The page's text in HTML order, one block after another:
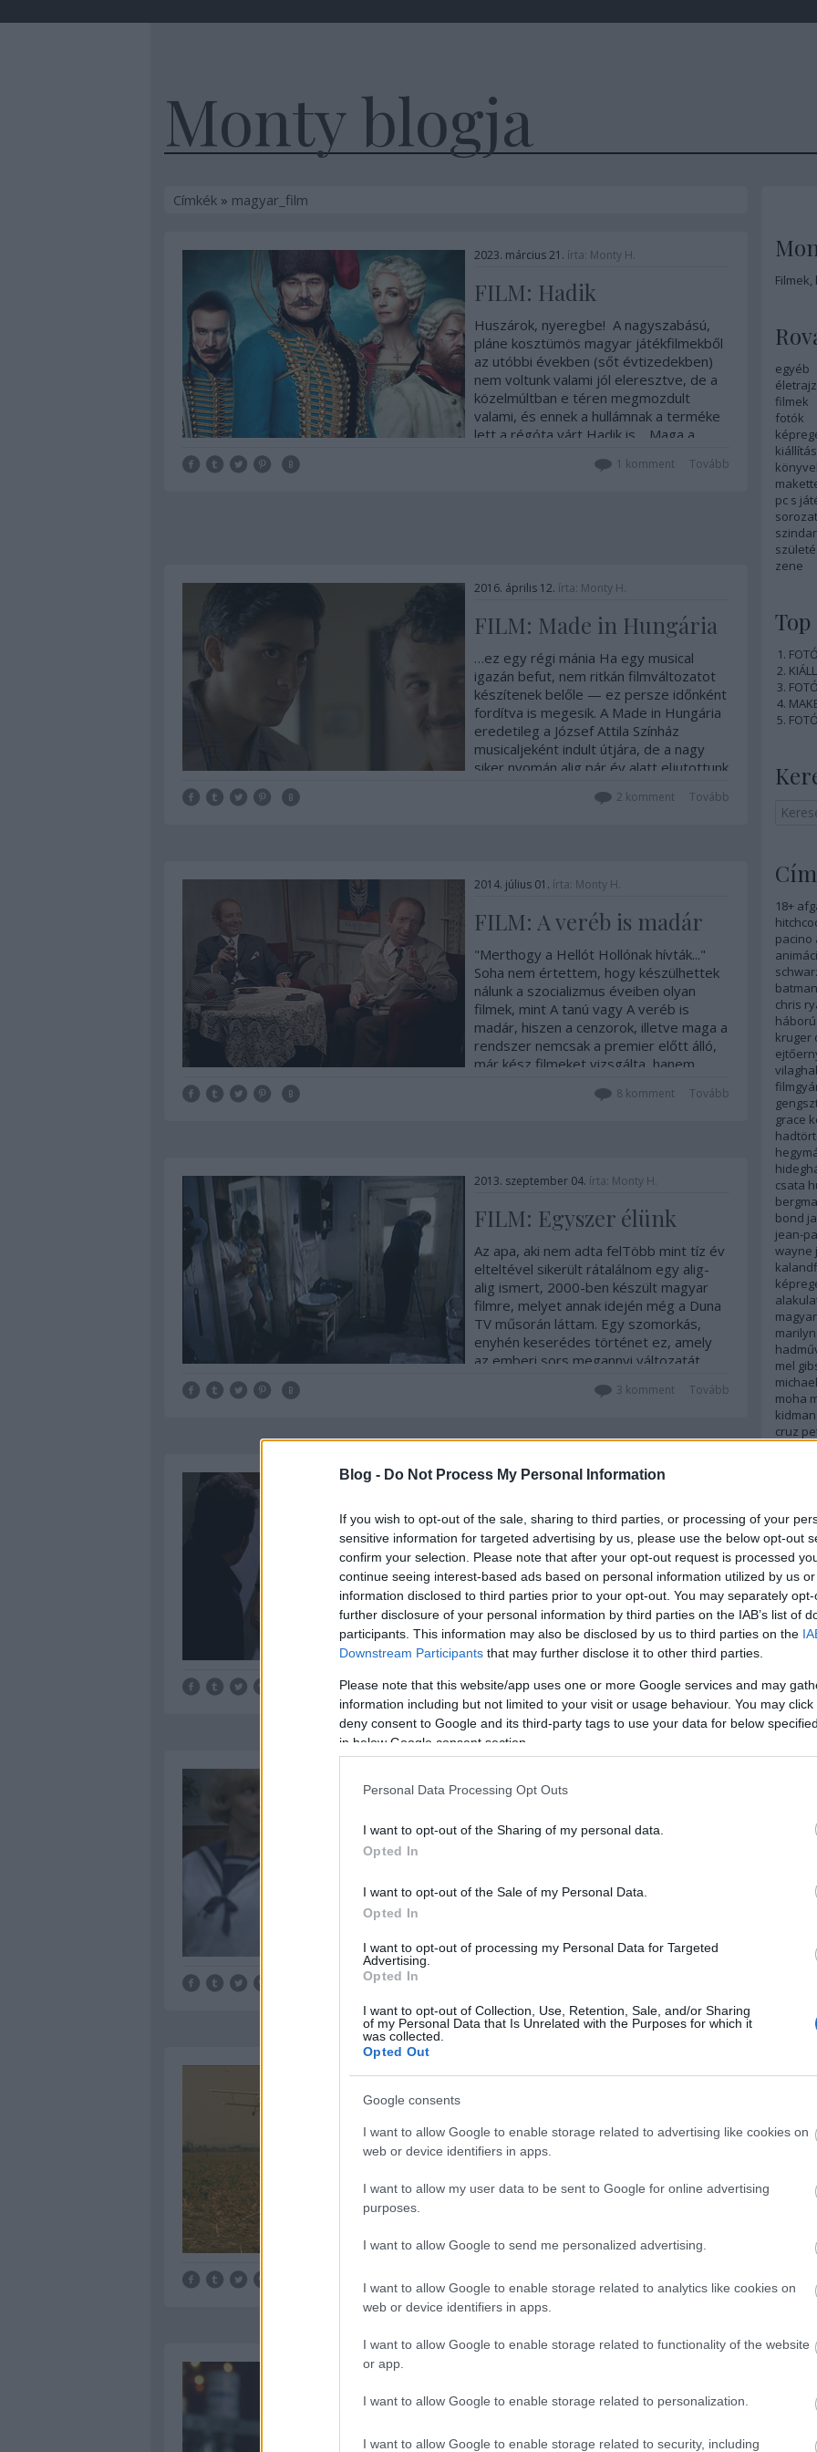
Blog - Do Not Process My Personal Information
If you wish to opt-out of the sale, sharing to third parties, or processing of your
sensitive information for targeted advertising by us, please use the below opt-out
confirm your selection. Please note that after your opt-out request is processed
continue seeing interest-based ads based on personal information utilized by us
information disclosed to third parties prior to your opt-out. You may separately
further disclosure of your personal information by third parties on the IAB’s list of
participants. This information may also be disclosed by us to third parties on the
Downstream Participants that may further disclose it to other third parties.
Please note that this website/app uses one or more Google services and may
information including but not limited to your visit or usage behaviour. You may
deny consent to Google and its third-party tags to use your data for below
in below Google consent section.
Personal Data Processing Opt Outs
I want to opt-out of the Sharing of my personal data.
Opted In
I want to opt-out of the Sale of my Personal Data.
Opted In
I want to opt-out of processing my Personal Data for Targeted
Advertising.
Opted In
I want to opt-out of Collection, Use, Retention, Sale, and/or Sharing
of my Personal Data that Is Unrelated with the Purposes for which it
was collected.
Opted Out
Google consents
I want to allow Google to enable storage related to advertising like cookies on
web or device identifiers in apps.
I want to allow my user data to be sent to Google for online advertising
purposes.
I want to allow Google to send me personalized advertising.
I want to allow Google to enable storage related to analytics like cookies on
web or device identifiers in apps.
I want to allow Google to enable storage related to functionality of the website
or app.
I want to allow Google to enable storage related to personalization.
I want to allow Google to enable storage related to security, including
Monty blogja
Címkék» magyar_film
2023. március 21. írta: Monty H.
FILM: Hadik
Huszárok, nyeregbe! A nagyszabású,
pláne kosztümös magyar játékfilmekből
az utóbbi években (sőt évtizedekben)
nem voltunk valami jól eleresztve, de a
közelmúltban e téren megmozdult
valami, és ennek a hullámnak a terméke
lett a régóta várt Hadik is… Maga a
Tovább
1 komment
2016. április 12. írta: Monty H.
FILM: Made in Hungária
…ez egy régi mánia Ha egy musical
igazán befut, nem ritkán filmváltozatot
készítenek belőle — ez persze időnként
fordítva is megesik. A Made in Hungária
eredetileg a József Attila Színház
musicaljeként indult útjára, de a nagy
siker nyomán alig pár év alatt eljutottunk
Tovább
2 komment
2014. július 01. írta: Monty H.
FILM: A veréb is madár
"Merthogy a Hellót Hollónak hívták..."
Soha nem értettem, hogy készülhettek
nálunk a szocializmus éveiben olyan
filmek, mint A tanú vagy A veréb is
madár, hiszen a cenzorok, illetve maga a
rendszer nemcsak a premier előtt álló,
már kész filmeket vizsgálta, hanem
Tovább
8komment
2013. szeptember 04. írta: Monty H.
FILM: Egyszer élünk
Az apa, aki nem adta felTöbb mint tíz év
elteltével sikerült rátalálnom egy alig-
alig ismert, 2000-ben készült magyar
filmre, melyet annak idején még a Duna
TV műsorán láttam. Egy szomorkás,
enyhén keserédes történet ez, amely
az emberi sors megannyi változatát
Tovább
3 komment
2013. június 13.írta:Monty H.
FILM: Gyula vitéz télen-
nyáron
Időnként az interneten keresgélek olyan
filmek után, amiket évekkel korábban
láttam valahol, és nagy örömömre
sokszor szerencsével is járok. A Gyula
vitéz télen-nyáron bizony már több mint
negyvenéves darab, de a mai napig elő-
előveszik a magyar csatornák - és…Tovább
4komment
Az 1982-es dráma elsősorban a
főszerepben Rudolf Péterrel, akinek ez
Nagy utazás...Éppen húsz éve annak,
hogy Koltai Róbert első rendezése a
legnagyobb bevételét elérő és egyik
gyakran játszott főcímdal, a Dés-
FILM: Az oroszlán ugrani
egyéb
életrajz
filmek
fotók
kiállítás
pc s
sorozat
zene
Top
18+
pacino
batman
chris
háború
kruger
grace
csata
bond
jean-
wayne
mel
moha
kidman
cruz
világűr
FILM:
PC:
jedi-
Egy
FILM:
PC:
FILM:
FOTÓ:
Beach